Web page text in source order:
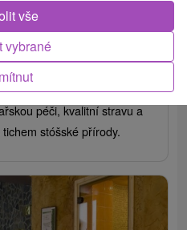
přírody
Polopenze
péči, kvalitní stravu a
stóšské přírody.
vybrané
vše